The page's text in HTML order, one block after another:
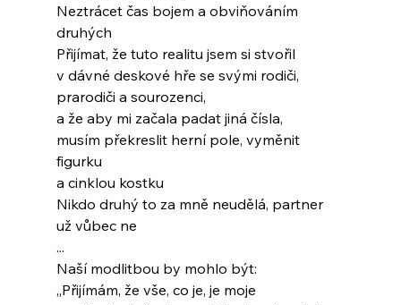
Neztrácet čas bojem a obviňováním
druhých
Přijímat, že tuto realitu jsem si stvořil
v dávné deskové hře se svými rodiči,
prarodiči a sourozenci,
a že aby mi začala padat jiná čísla,
musím překreslit herní pole, vyměnit
figurku
a cinklou kostku
Nikdo druhý to za mně neudělá, partner
už vůbec ne
...
Naší modlitbou by mohlo být:
„Přijímám, že vše, co je, je moje